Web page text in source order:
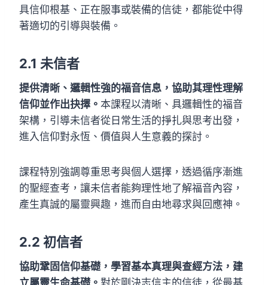
具信仰根基、正在服事或裝備的信徒，都能從中得
著適切的引導與裝備。
2.1 未信者
提供清晰、邏輯性強的福音信息，協助其理性理解
信仰並作出抉擇。 本課程以清晰、具邏輯性的福音
架構，引導未信者從日常生活的掙扎與思考出發，
進入信仰對永恆、價值與人生意義的探討。
課程特別強調尊重思考與個人選擇，透過循序漸進
的聖經查考，讓未信者能夠理性地了解福音內容，
產生真誠的屬靈興趣，進而自由地尋求與回應神。
2.2 初信者
協助鞏固信仰基礎，學習基本真理與查經方法，建
立屬靈生命基礎。 對於剛決志信主的信徒，從最基